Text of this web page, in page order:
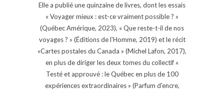
Elle a publié une quinzaine de livres, dont les essais
« Voyager mieux : est-ce vraiment possible ? »
(Québec Amérique, 2023), « Que reste-t-il de nos
voyages ? » (Éditions de l'Homme, 2019) et le récit
«Cartes postales du Canada » (Michel Lafon, 2017),
en plus de diriger les deux tomes du collectif «
Testé et approuvé : le Québec en plus de 100
expériences extraordinaires » (Parfum d'encre,